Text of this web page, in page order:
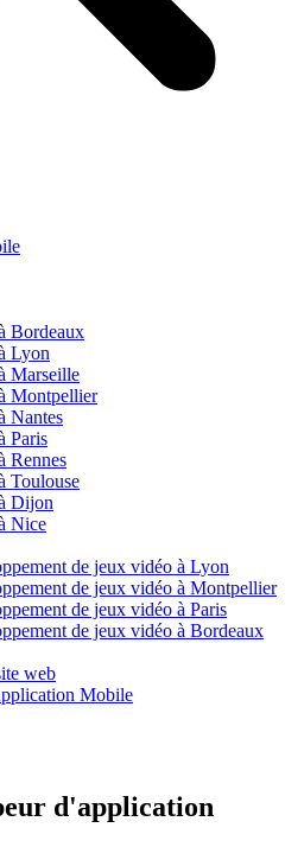
Bordeaux
Lyon
Marseille
Montpellier
Nantes
Paris
Rennes
Toulouse
Dijon
Nice
de jeux vidéo à Lyon
de jeux vidéo à Montpellier
de jeux vidéo à Paris
de jeux vidéo à Bordeaux
web
Mobile
d'application